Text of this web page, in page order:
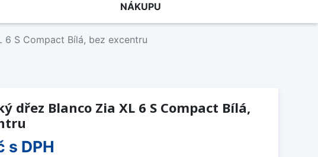
NÁKUPU
6 S Compact Bílá, bez excentru
dřez Blanco Zia XL 6 S Compact Bílá,
s DPH